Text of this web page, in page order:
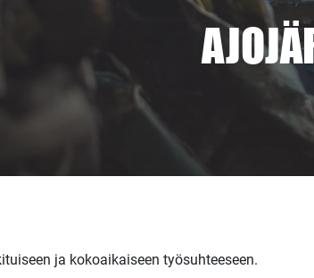
ja kokoaikaiseen työsuhteeseen.